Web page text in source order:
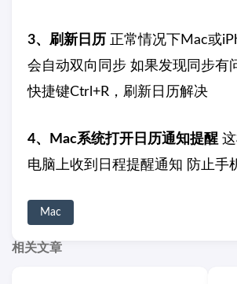
3、刷新日历 正常情况下Mac或
会自动双向同步 如果发现同步有
快捷键Ctrl+R，刷新日历解决
4、Mac系统打开日历通知提醒
电脑上收到日程提醒通知 防止手
Mac
相关文章